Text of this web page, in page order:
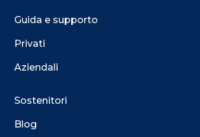
Guida e supporto
Privati
Aziendali
Sostenitori
Blog